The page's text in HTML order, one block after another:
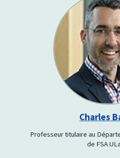
Charles
Professeur titulaire au
de FSA